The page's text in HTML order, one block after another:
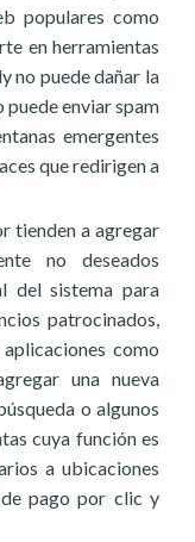
populares como
en herramientas
no puede dañar la
enviar spam
emergentes
que redirigen a
tienden a agregar
no deseados
del sistema para
patrocinados,
como
una nueva
o algunos
cuya función es
a ubicaciones
pago por clic y